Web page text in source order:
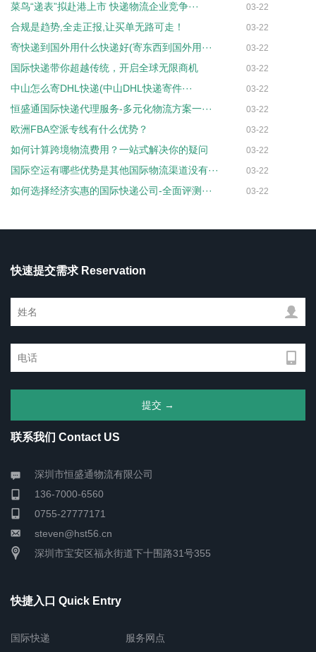
菜鸟“递表”拟赴港上市 快递物流企业竞争··· 03-22
合规是趋势,全走正报,让买单无路可走！ 03-22
寄快递到国外用什么快递好(寄东西到国外用··· 03-22
国际快递带你超越传统，开启全球无限商机 03-22
中山怎么寄DHL快递(中山DHL快递寄件··· 03-22
恒盛通国际快递代理服务-多元化物流方案一··· 03-22
欧洲FBA空派专线有什么优势？ 03-22
如何计算跨境物流费用？一站式解决你的疑问 03-22
国际空运有哪些优势是其他国际物流渠道没有··· 03-22
如何选择经济实惠的国际快递公司-全面评测··· 03-22
快速提交需求 Reservation
联系我们 Contact US
深圳市恒盛通物流有限公司
136-7000-6560
0755-27777171
steven@hst56.cn
深圳市宝安区福永街道下十围路31号355
快捷入口 Quick Entry
国际快递 服务网点